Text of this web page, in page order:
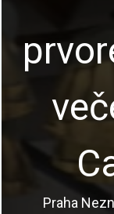
Praha